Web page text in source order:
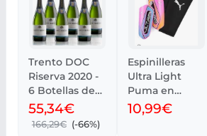
Trento DOC
Riserva 2020 -
6 Botellas de
Bossi
Fedrigotti
55,34€
166,29€ (-66%)
Espinilleras
Ultra Light
Puma en
varios colores
desde 9€
10,99€